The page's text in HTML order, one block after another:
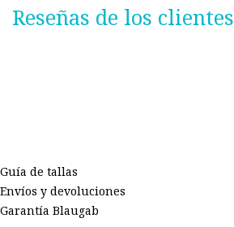
Reseñas de los clientes
Guía de tallas
Envíos y devoluciones
Garantía Blaugab